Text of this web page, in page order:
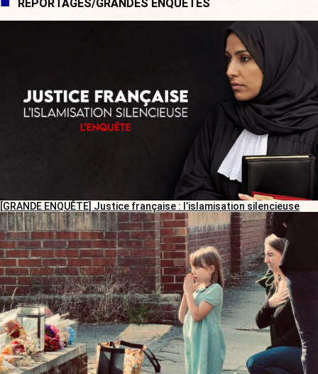
REPORTAGES/GRANDES ENQUÊTES
[GRANDE ENQUÊTE] Justice française : l’islamisation silencieuse